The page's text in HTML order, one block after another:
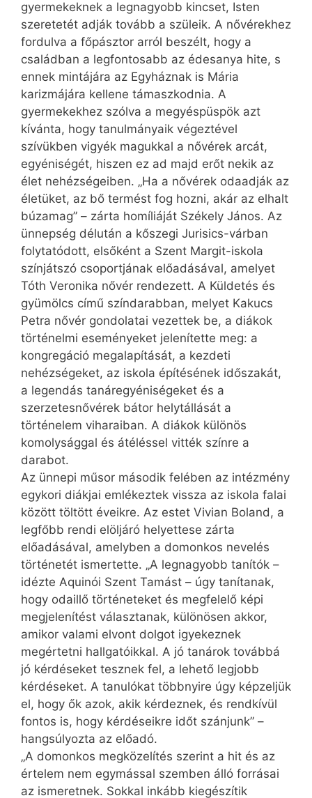
gyermekeknek a legnagyobb kincset, Isten
szeretetét adják tovább a szüleik. A nővérekhez
fordulva a főpásztor arról beszélt, hogy a
családban a legfontosabb az édesanya hite, s
ennek mintájára az Egyháznak is Mária
karizmájára kellene támaszkodnia. A
gyermekekhez szólva a megyéspüspök azt
kívánta, hogy tanulmányaik végeztével
szívükben vigyék magukkal a nővérek arcát,
egyéniségét, hiszen ez ad majd erőt nekik az
élet nehézségeiben. „Ha a nővérek odaadják az
életüket, az bő termést fog hozni, akár az elhalt
búzamag” – zárta homíliáját Székely János. Az
ünnepség délután a kőszegi Jurisics-várban
folytatódott, elsőként a Szent Margit-iskola
színjátszó csoportjának előadásával, amelyet
Tóth Veronika nővér rendezett. A Küldetés és
gyümölcs című színdarabban, melyet Kakucs
Petra nővér gondolatai vezettek be, a diákok
történelmi eseményeket jelenítette meg: a
kongregáció megalapítását, a kezdeti
nehézségeket, az iskola építésének időszakát,
a legendás tanáregyéniségeket és a
szerzetesnővérek bátor helytállását a
történelem viharaiban. A diákok különös
komolysággal és átéléssel vitték színre a
darabot.
Az ünnepi műsor második felében az intézmény
egykori diákjai emlékeztek vissza az iskola falai
között töltött éveikre. Az estet Vivian Boland, a
legfőbb rendi elöljáró helyettese zárta
előadásával, amelyben a domonkos nevelés
történetét ismertette. „A legnagyobb tanítók –
idézte Aquinói Szent Tamást – úgy tanítanak,
hogy odaillő történeteket és megfelelő képi
megjelenítést választanak, különösen akkor,
amikor valami elvont dolgot igyekeznek
megértetni hallgatóikkal. A jó tanárok továbbá
jó kérdéseket tesznek fel, a lehető legjobb
kérdéseket. A tanulókat többnyire úgy képzeljük
el, hogy ők azok, akik kérdeznek, és rendkívül
fontos is, hogy kérdéseikre időt szánjunk” –
hangsúlyozta az előadó.
„A domonkos megközelítés szerint a hit és az
értelem nem egymással szemben álló forrásai
az ismeretnek. Sokkal inkább kiegészítik